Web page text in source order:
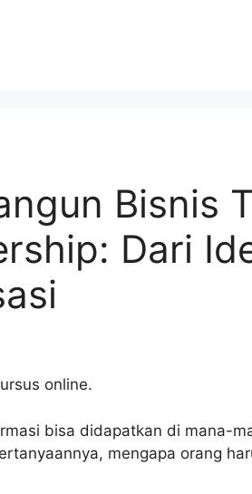
Bisnis
Dari
online.
bisa didapatkan di mana-
mengapa orang